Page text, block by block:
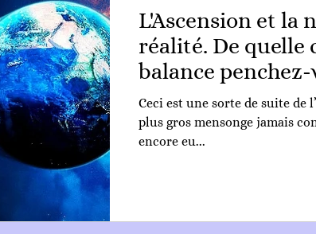
L'Ascension et la
réalité. De quelle
balance penchez-
Ceci est une sorte de suite de
plus gros mensonge jamais
encore eu...